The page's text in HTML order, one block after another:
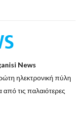
News
ηλεκτρονική πύλη
τις παλαιότερες